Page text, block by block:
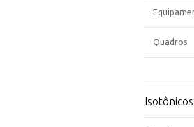
Quadros
Isotônicos